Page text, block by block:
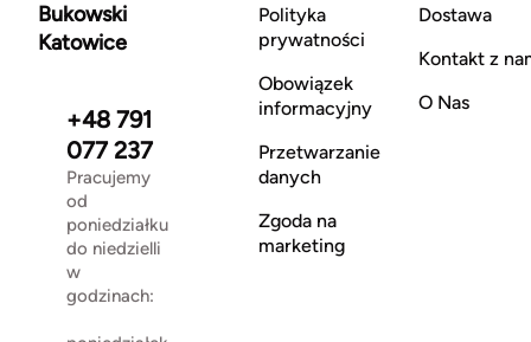
Bukowski
Katowice
+48 791
077 237
Pracujemy
od
poniedziałku
do niedzielli
w
godzinach:
Polityka
prywatności
Obowiązek
informacyjny
Przetwarzanie
danych
Zgoda na
marketing
Dostawa
Kontakt z
O Nas